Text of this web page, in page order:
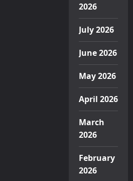
2026
July 2026
June 2026
May 2026
April 2026
March
2026
February
2026